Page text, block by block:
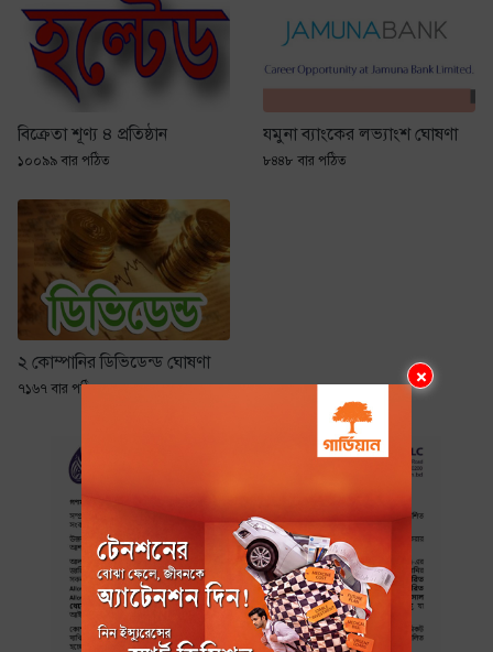
×
বিক্রেতা শূণ্য ৪ প্রতিষ্ঠান
১০০৯৯ বার পঠিত
যমুনা ব্যাংকের লভ্যাংশ ঘোষণা
৮৪৪৮ বার পঠিত
২ কোম্পানির ডিভিডেন্ড ঘোষণা
৭১৬৭ বার পঠিত